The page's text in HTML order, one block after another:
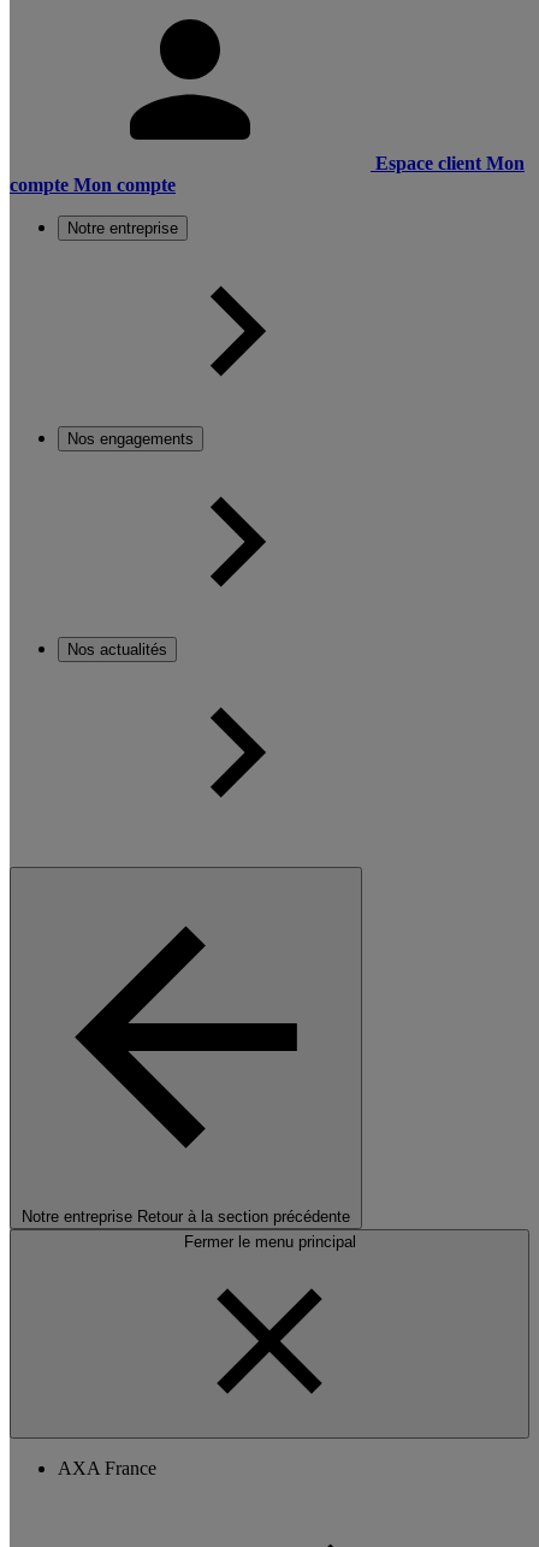
Espace client Mon
compte Mon compte
Notre entreprise
Nos engagements
Nos actualités
Notre entreprise Retour à la section précédente
Fermer le menu principal
AXA France